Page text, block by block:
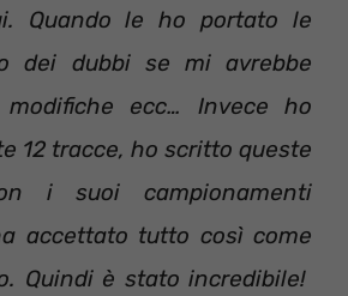
Quando le ho portato le
dei dubbi se mi avrebbe
ecc… Invece ho
12 tracce, ho scritto queste
i suoi campionamenti
accettato tutto così come
Quindi è stato incredibile!